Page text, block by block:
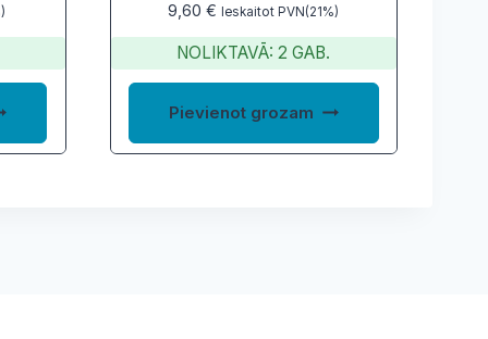
9,60€ Ieskaitot PVN(21%)
NOLIKTAVĀ: 2 GAB.
Pievienot grozam